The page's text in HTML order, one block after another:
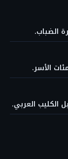
الضباب.
الأسر.
الكليب العربي.